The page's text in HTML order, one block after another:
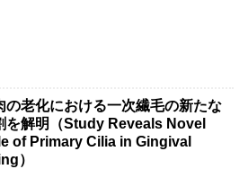
の老化における一次繊毛の新たな
を解明（Study Reveals Novel
of Primary Cilia in Gingival
）